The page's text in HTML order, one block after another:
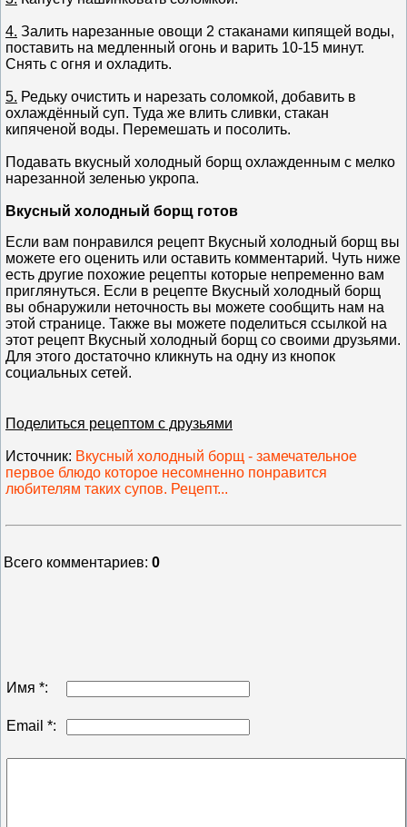
4. Залить нарезанные овощи 2 стаканами кипящей воды,
поставить на медленный огонь и варить 10-15 минут.
Снять с огня и охладить.
5. Редьку очистить и нарезать соломкой, добавить в
охлаждённый суп. Туда же влить сливки, стакан
кипяченой воды. Перемешать и посолить.
Подавать вкусный холодный борщ охлажденным с мелко
нарезанной зеленью укропа.
Вкусный холодный борщ готов
Если вам понравился рецепт Вкусный холодный борщ вы
можете его оценить или оставить комментарий. Чуть ниже
есть другие похожие рецепты которые непременно вам
приглянуться. Если в рецепте Вкусный холодный борщ
вы обнаружили неточность вы можете сообщить нам на
этой странице. Также вы можете поделиться ссылкой на
этот рецепт Вкусный холодный борщ со своими друзьями.
Для этого достаточно кликнуть на одну из кнопок
социальных сетей.
Поделиться рецептом с друзьями
Источник: Вкусный холодный борщ - замечательное
первое блюдо которое несомненно понравится
любителям таких супов. Рецепт...
Всего комментариев: 0
Имя *:
Email *: